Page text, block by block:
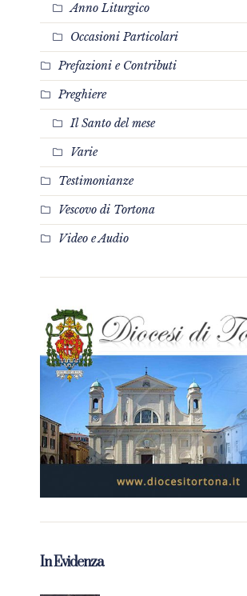
Anno Liturgico
Occasioni Particolari
Prefazioni e Contributi
Preghiere
Il Santo del mese
Varie
Testimonianze
Vescovo di Tortona
Video e Audio
In Evidenza